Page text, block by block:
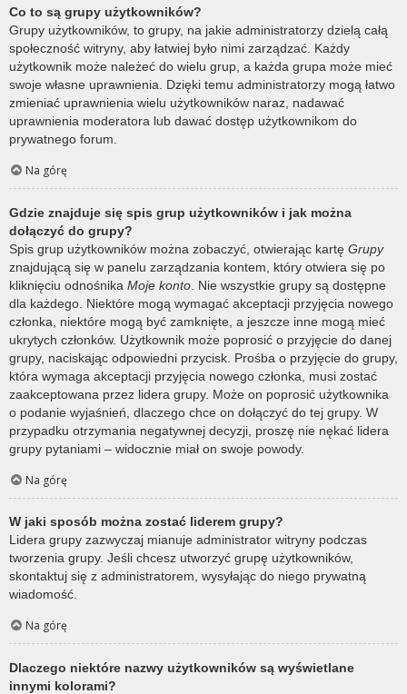
Co to są grupy użytkowników?
Grupy użytkowników, to grupy, na jakie administratorzy dzielą całą
społeczność witryny, aby łatwiej było nimi zarządzać. Każdy
użytkownik może należeć do wielu grup, a każda grupa może mieć
swoje własne uprawnienia. Dzięki temu administratorzy mogą łatwo
zmieniać uprawnienia wielu użytkowników naraz, nadawać
uprawnienia moderatora lub dawać dostęp użytkownikom do
prywatnego forum.
Na górę
Gdzie znajduje się spis grup użytkowników i jak można
dołączyć do grupy?
Spis grup użytkowników można zobaczyć, otwierając kartę Grupy
znajdującą się w panelu zarządzania kontem, który otwiera się po
kliknięciu odnośnika Moje konto . Nie wszystkie grupy są dostępne
dla każdego. Niektóre mogą wymagać akceptacji przyjęcia nowego
członka, niektóre mogą być zamknięte, a jeszcze inne mogą mieć
ukrytych członków. Użytkownik może poprosić o przyjęcie do danej
grupy, naciskając odpowiedni przycisk. Prośba o przyjęcie do grupy,
która wymaga akceptacji przyjęcia nowego członka, musi zostać
zaakceptowana przez lidera grupy. Może on poprosić użytkownika
o podanie wyjaśnień, dlaczego chce on dołączyć do tej grupy. W
przypadku otrzymania negatywnej decyzji, proszę nie nękać lidera
grupy pytaniami – widocznie miał on swoje powody.
Na górę
W jaki sposób można zostać liderem grupy?
Lidera grupy zazwyczaj mianuje administrator witryny podczas
tworzenia grupy. Jeśli chcesz utworzyć grupę użytkowników,
skontaktuj się z administratorem, wysyłając do niego prywatną
wiadomość.
Na górę
Dlaczego niektóre nazwy użytkowników są wyświetlane
innymi kolorami?